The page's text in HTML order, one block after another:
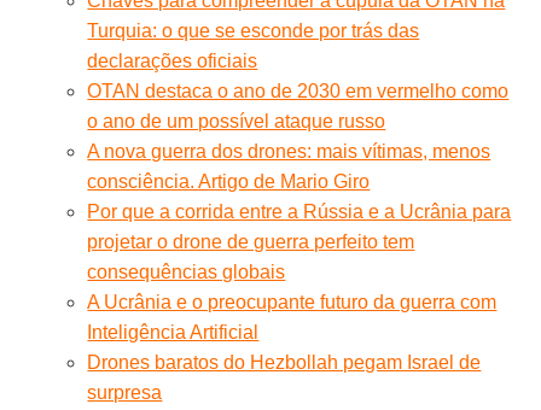
Turquia: o que se esconde por trás das
declarações oficiais
OTAN destaca o ano de 2030 em vermelho como
o ano de um possível ataque russo
A nova guerra dos drones: mais vítimas, menos
consciência. Artigo de Mario Giro
Por que a corrida entre a Rússia e a Ucrânia para
projetar o drone de guerra perfeito tem
consequências globais
A Ucrânia e o preocupante futuro da guerra com
Inteligência Artificial
Drones baratos do Hezbollah pegam Israel de
surpresa